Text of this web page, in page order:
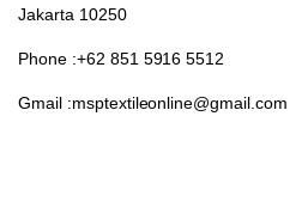
Jakarta 10250
Phone :+62 851 5916 5512
Gmail :msptextileonline@gmail.com